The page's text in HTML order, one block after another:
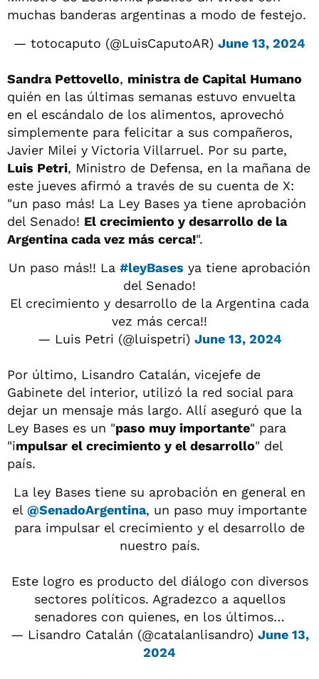
muchas banderas argentinas a modo de festejo.
— totocaputo (@LuisCaputoAR) June 13, 2024
Sandra Pettovello, ministra de Capital Humano
quién en las últimas semanas estuvo envuelta
en el escándalo de los alimentos, aprovechó
simplemente para felicitar a sus compañeros,
Javier Milei y Victoria Villarruel. Por su parte,
Luis Petri, Ministro de Defensa, en la mañana de
este jueves afirmó a través de su cuenta de X:
"un paso más! La Ley Bases ya tiene aprobación
del Senado! El crecimiento y desarrollo de la
Argentina cada vez más cerca!".
Un paso más!! La #leyBases ya tiene aprobación
del Senado!
El crecimiento y desarrollo de la Argentina cada
vez más cerca!!
— Luis Petri (@luispetri) June 13, 2024
Por último, Lisandro Catalán, vicejefe de
Gabinete del interior, utilizó la red social para
dejar un mensaje más largo. Allí aseguró que la
Ley Bases es un "paso muy importante" para
"impulsar el crecimiento y el desarrollo" del
país.
La ley Bases tiene su aprobación en general en
el @SenadoArgentina, un paso muy importante
para impulsar el crecimiento y el desarrollo de
nuestro país.
Este logro es producto del diálogo con diversos
sectores políticos. Agradezco a aquellos
senadores con quienes, en los últimos…
— Lisandro Catalán (@catalanlisandro) June 13,
2024